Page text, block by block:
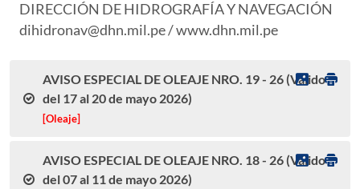
DIRECCIÓN DE HIDROGRAFÍA Y NAVEGACIÓN
dihidronav@dhn.mil.pe / www.dhn.mil.pe
AVISO ESPECIAL DE OLEAJE NRO. 19 - 26 (Válido
del 17 al 20 de mayo 2026)
[Oleaje]
AVISO ESPECIAL DE OLEAJE NRO. 18 - 26 (Válido
del 07 al 11 de mayo 2026)